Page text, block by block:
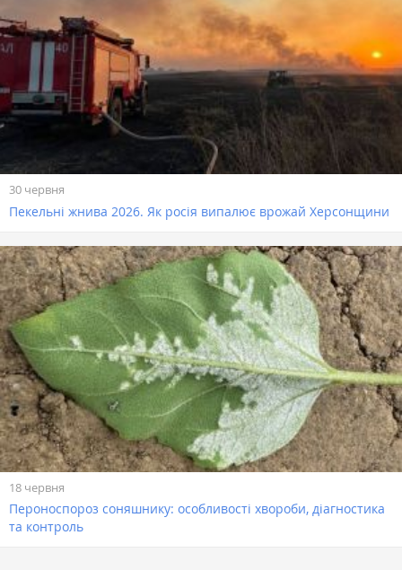
30 червня
Пекельні жнива 2026. Як росія випалює врожай Херсонщини
18 червня
Пероноспороз соняшнику: особливості хвороби, діагностика
та контроль